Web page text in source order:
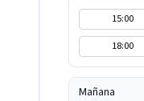
15:00
18:00
Mañana